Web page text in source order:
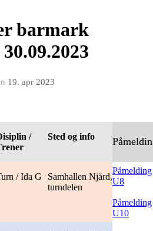
barmark
19. apr 2023
/
Sted og info
/ Ida G
Samhallen Njård,
turndelen
Påmelding
U8
Påmelding
U10